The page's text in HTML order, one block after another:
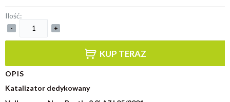
Ilość:
- +
KUP TERAZ
OPIS
Katalizator dedykowany